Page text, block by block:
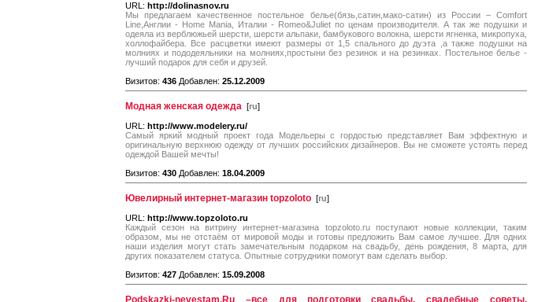
URL: http://dolinasnov.ru
Мы предлагаем качественное постельное белье(бязь,сатин,мако-сатин) из России – Comfort
Line,Англии - Home Mania, Италии - Romeo&Juliet по ценам производителя. А так же подушки и
одеяла из верблюжьей шерсти, шерсти альпаки, бамбукового волокна, шерсти ягненка, микропуха,
холлофайбера. Все расцветки имеют размеры от 1,5 спального до дуэта ,а также подушки на
молниях и пододеяльники на молниях,простыни без резинок и на резинках. Постельное белье -
лучший подарок для себя и друзей.
Визитов: 436 Добавлен: 25.12.2009
Модная женская одежда [ru]
URL: http://www.modelery.ru/
Самый яркий модный проект года Модельеры с гордостью представляет Вам эффектную и
оригинальную верхнюю одежду от лучших российских дизайнеров. Вы не сможете устоять перед
одеждой Вашей мечты!
Визитов: 430 Добавлен: 18.04.2009
Ювелирный интернет-магазин topzoloto [ru]
URL: http://www.topzoloto.ru
Каждый сезон на витрину интернет-магазина topzoloto.ru поступают новые коллекции, таким
образом, мы не отстаём от мировой моды и готовы предложить Вам самое лучшее. Для одних
наши изделия могут стать замечательным подарком на свадьбу, день рождения, 8 марта, для
других показателем статуса. Опытные сотрудники помогут вам сделать выбор.
Визитов: 427 Добавлен: 15.09.2008
Podskazki-nevestam.Ru –все для подготовки свадьбы, свадебные советы,